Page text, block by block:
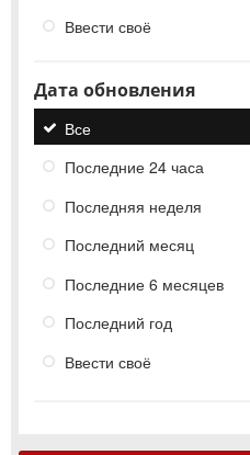
Ввести своё
Дата обновления
Все
Последние 24 часа
Последняя неделя
Последний месяц
Последние 6 месяцев
Последний год
Ввести своё